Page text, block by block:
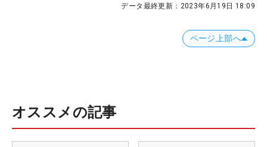
データ最終更新： 2023年6月19日 18:09
ページ上部へ
オススメの記事